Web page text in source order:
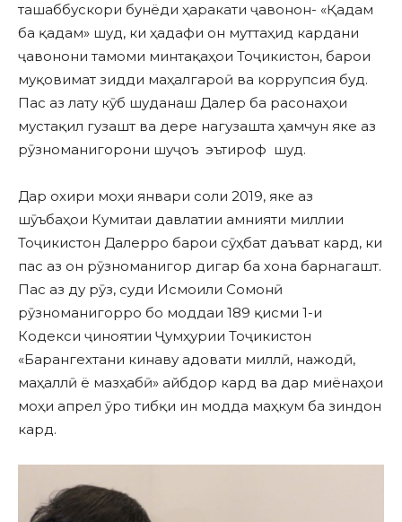
ташаббускори бунёди ҳаракати ҷавонон- «Қадам
ба қадам» шуд, ки ҳадафи он муттаҳид кардани
ҷавонони тамоми минтақаҳои Тоҷикистон, барои
муқовимат зидди маҳалгароӣ ва коррупсия буд.
Пас аз лату кӯб шуданаш Далер ба расонаҳои
мустақил гузашт ва дере нагузашта ҳамчун яке аз
рӯзноманигорони шуҷоъ эътироф шуд.
Дар охири моҳи январи соли 2019, яке аз
шӯъбаҳои Кумитаи давлатии амнияти миллии
Тоҷикистон Далерро барои сӯҳбат даъват кард, ки
пас аз он рӯзноманигор дигар ба хона барнагашт.
Пас аз ду рӯз, суди Исмоили Сомонӣ
рӯзноманигорро бо моддаи 189 қисми 1-и
Кодекси ҷиноятии Ҷумҳурии Тоҷикистон
«Барангехтани кинаву адовати миллӣ, нажодӣ,
маҳаллӣ ё мазҳабӣ» айбдор кард ва дар миёнаҳои
моҳи апрел ӯро тибқи ин модда маҳкум ба зиндон
кард.